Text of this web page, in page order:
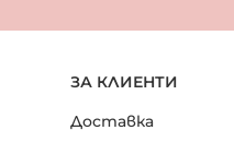
ЗА КЛИЕНТИ
Доставка